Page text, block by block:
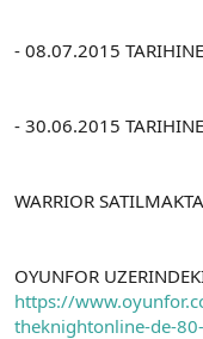
- 08.07.2015
- 30.06.2015
WARRIOR
OYUNFOR
https://
theknightonline-de-